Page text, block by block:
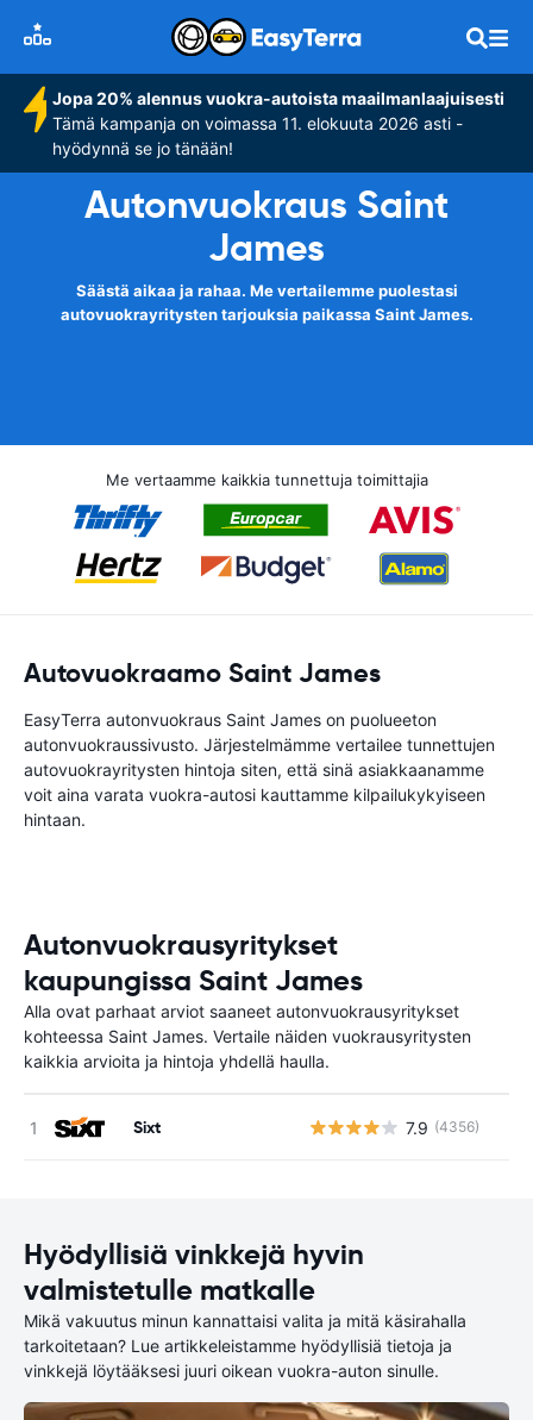
Jopa 20% alennus vuokra-autoista maailmanlaajuisesti
Tämä kampanja on voimassa 11. elokuuta 2026 asti -
hyödynnä se jo tänään!
Autonvuokraus Saint
James
Säästä aikaa ja rahaa. Me vertailemme puolestasi
autovuokrayritysten tarjouksia paikassa Saint James.
Me vertaamme kaikkia tunnettuja toimittajia
Autovuokraamo Saint James
EasyTerra autonvuokraus Saint James on puolueeton
autonvuokraussivusto. Järjestelmämme vertailee tunnettujen
autovuokrayritysten hintoja siten, että sinä asiakkaanamme
voit aina varata vuokra-autosi kauttamme kilpailukykyiseen
hintaan.
Autonvuokrausyritykset
kaupungissa Saint James
Alla ovat parhaat arviot saaneet autonvuokrausyritykset
kohteessa Saint James. Vertaile näiden vuokrausyritysten
kaikkia arvioita ja hintoja yhdellä haulla.
Sixt 7.9 (4356)
Hyödyllisiä vinkkejä hyvin
valmistetulle matkalle
Mikä vakuutus minun kannattaisi valita ja mitä käsirahalla
tarkoitetaan? Lue artikkeleistamme hyödyllisiä tietoja ja
vinkkejä löytääksesi juuri oikean vuokra-auton sinulle.